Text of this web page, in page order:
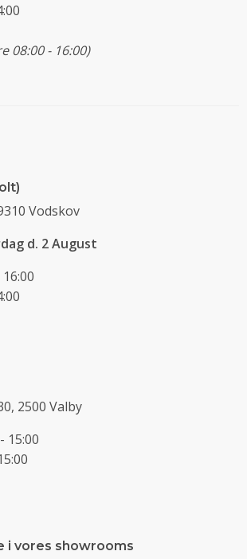
08:00 - 16:00)
Vodskov
d. 2 August
2500 Valby
15:00
i vores showrooms